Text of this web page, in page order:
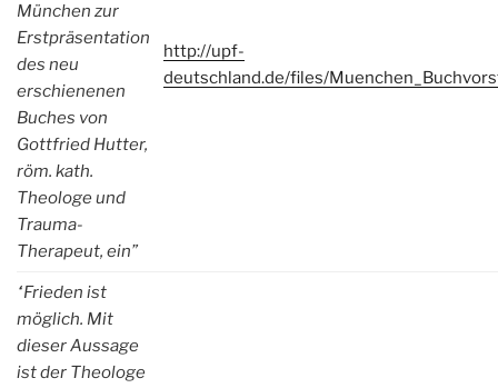
München zur
Erstpräsentation
des neu
erschienenen
Buches von
Gottfried Hutter,
röm. kath.
Theologe und
Trauma-
Therapeut, ein”
http://upf-
deutschland.de/files/
“Frieden ist
möglich. Mit
dieser Aussage
ist der Theologe